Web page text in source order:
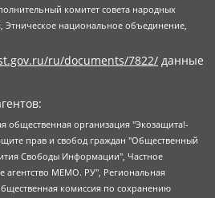
комитет совета народных
Этническое национальное объединение,
ru/documents/7822/ данные
Юридическое лицо Istories fonds, зарегистрированное в Латвийской Республике (регистрационный номер 50008295751, дата регистрации 24.02.2020), Великовский Дмитрий Александрович, Долинина Ирина Николаевна, Мароховская Алеся Алексеевна, Шлейнов Роман Юрьевич, Шмагун Олеся Валентиновна, Общество с ограниченной ответственностью "Альтаир 2021", Общество с ограниченной ответственностью "Вега 2021", Общество с ограниченной ответственностью "Главный редактор 2021", Общество с ограниченной ответственностью "Ромашки монолит", Важенков Артем Валерьевич, Ивановская областная общественная организация "Центр гендерных исследований", Гурман Юрий Альбертович, Медиапроект "ОВД-Инфо", Егоров Владимир Владимирович, Жилинский Владимир Александрович, Общество с ограниченной ответственностью "ЗП", Иванова София Юрьевна, Карезина Инна Павловна, Кильтау Екатерина Викторовна, Петров Алексей Викторович, Пискунов Сергей Евгеньевич, Смирнов Сергей Сергеевич, Тихонов Михаил Сергеевич, Общество с ограниченной ответственностью "ЖУРНАЛИСТ-ИНОСТРАННЫЙ АГЕНТ", Арапова Галина Юрьевна, Вольтская Татьяна Анатольевна, Американская компания "Mason G.E.S. Anonymous Foundation" (США), являющаяся владельцем интернет-издания https://mnews.world/, Компания "Stichting Bellingcat", зарегистрированная в Нидерландах (дата регистрации 11.07.2018), Захаров Андрей Вячеславович, Клепиковская Екатерина Дмитриевна, Общество с ограниченной ответственностью "МЕМО", Перл Роман Александрович, Симонов Евгений Алексеевич, Соловьева Елена Анатольевна, Сотников Даниил Владимирович, Сурначева Елизавета Дмитриевна, Автономная некоммерческая организация по защите прав человека и информированию населения "Якутия – Наше Мнение", Общество с ограниченной ответственностью "Москоу диджитал медиа", с 26.01.2023 Общество с ограниченной ответственностью "Чайка Белые сады", Ветошкина Валерия Валерьевна, Заговора Максим Александрович, Межрегиональное общественное движение "Российская ЛГБТ - сеть", Оленичев Максим Владимирович, Павлов Иван Юрьевич, Скворцова Елена Сергеевна, Общество с ограниченной ответственностью "Как бы инагент", Кочетков Игорь Викторович, Общество с ограниченной ответственностью "Честные выборы", Еланчик Олег Александрович, Общество с ограниченной ответственностью "Нобелевский призыв", Гималова Регина Эмилевна, Григорьев Андрей Валерьевич, Григорьева Алина Александровна, Ассоциация по содействию защите прав призывников, альтернативнослужащих и военнослужащих "Правозащитная группа "Гражданин.Армия.Право", Хисамова Регина Фаритовна, Автономная некоммерческая организация по реализации социально-правовых программ "Лилит", Дальневосточное общественное движение "Маяк", Санкт-Петербургская ЛГБТ-инициативная группа "Выход", Инициативная группа ЛГБТ+ "Реверс", Алексеев Андрей Викторович, Бекбулатова Таисия Львовна, Беляев Иван Михайлович, Владыкина Елена Сергеевна, Гельман Марат Александрович, Никульшина Вероника Юрьевна, Толоконникова Надежда Андреевна, Шендерович Виктор Анатольевич, Общество с ограниченной ответственностью "Данное сообщение", Общество с ограниченной ответственностью Издательский дом "Новая глава", Айнбиндер Александра Александровна, Московский комьюнити-центр для ЛГБТ+инициатив, Благотворительный фонд развития филантропии, Deutsche Welle (Германия, Kurt-Schumacher-Strasse 3, 53113 Bonn), Борзунова Мария Михайловна, Воробьев Виктор Викторович, Голубева Анна Львовна, Константинова Алла Михайловна, Малкова Ирина Владимировна, Мурадов Мурад Абдулгалимович, Осетинская Елизавета Николаевна, Понасенков Евгений Николаевич, Ганапольский Матвей Юрьевич, Киселев Евгений Алексеевич, Борухович Ирина Григорьевна, Дремин Иван Тимофеевич, Дубровский Дмитрий Викторович, Красноярская региональная общественная организация поддержки и развития альтернативных образовательных технологий и межкультурных коммуникаций "ИНТЕРРА", Маяковская Екатерина Алексеевна, Фейгин Марк Захарович, Филимонов Андрей Викторович, Дзугкоева Регина Николаевна, Доброхотов Роман Александрович, Дудь Юрий Александрович, Елкин Сергей Владимирович, Кругликов Кирилл Игоревич, Сабунаева Мария Леонидовна, Семенов Алексей Владимирович, Шаинян Карен Багратович, Шульман Екатерина Михайловна, Асафьев Артур Валерьевич, Вахштайн Виктор Семенович, Венедиктов Алексей Алексеевич, Лушникова Екатерина Евгеньевна, Волков Леонид Михайлович, Невзоров Александр Глебович, Пархоменко Сергей Борисович, Сироткин Ярослав Николаевич, Кара-Мурза Владимир Владимирович, Баранова Наталья Владимировна, Гозман Леонид Яковлевич, Кагарлицкий Борис Юльевич, Климарев Михаил Валерьевич, Милов Владимир Станиславович, Автономная некоммерческая организация Краснодарский центр современного искусства "Типография", Моргенштерн Алишер Тагирович, Соболь Любовь Эдуардовна, Общество с ограниченной ответственностью "ЛИЗА НОРМ", Каспаров Гарри Кимович, Ходорковский Михаил Борисович, Общество с ограниченной ответственностью "Апрельские тезисы", Данилович Ирина Брониславовна, Кашин Олег Владимирович, Петров Николай Владимирович, Пивоваров Алексей Владимирович, Соколов Михаил Владимирович, Цветкова Юлия Владимировна, Чичваркин Евгений Александрович, Комитет против пыток/Команда против пыток, Общество с ограниченной ответственностью "Первый научный", Общество с ограниченной ответственностью "Вертолет и ко", Белоцерковская Вероника Борисовна, Кац Максим Евгеньевич, Лазарева Татьяна Юрьевна, Шаведдинов Руслан Табризович, Яшин Илья Валерьевич, Общество с ограниченной ответственностью "Иноагент ААВ", Алешковский Дмитрий Петрович, Альбац Евгения Марковна, Быков Дмитрий Львович, Галямина Юлия Евгеньевна, Лойко Сергей Леонидович, Мартынов Кирилл Константинович, Медведев Сергей Александрович, Крашенинников Федор Геннадиевич, Гордеева Катерина Вл